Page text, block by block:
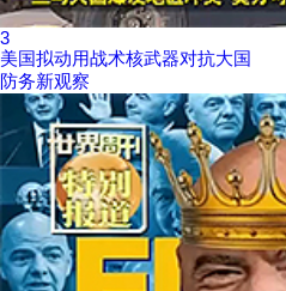
3
美国拟动用战术核武器对抗大国
防务新观察